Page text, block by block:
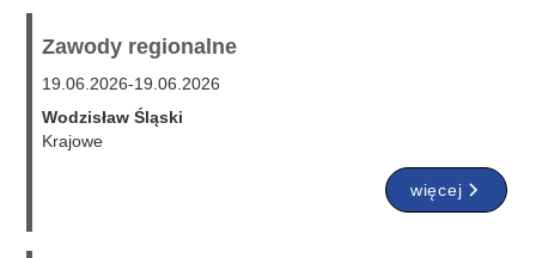
Zawody regionalne
19.06.2026-19.06.2026
Wodzisław Śląski
Krajowe
więcej